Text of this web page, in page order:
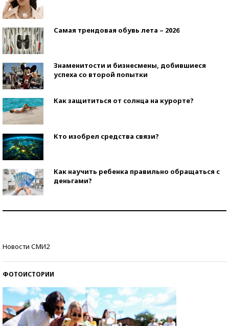
Самая трендовая обувь лета – 2026
Знаменитости и бизнесмены, добившиеся
успеха со второй попытки
Как защититься от солнца на курорте?
Кто изобрел средства связи?
Как научить ребенка правильно обращаться с
деньгами?
Новости СМИ2
ФОТОИСТОРИИ